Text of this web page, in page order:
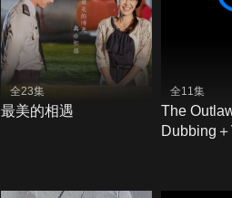
全23集
最美的相遇
全11集
The
Dubbing